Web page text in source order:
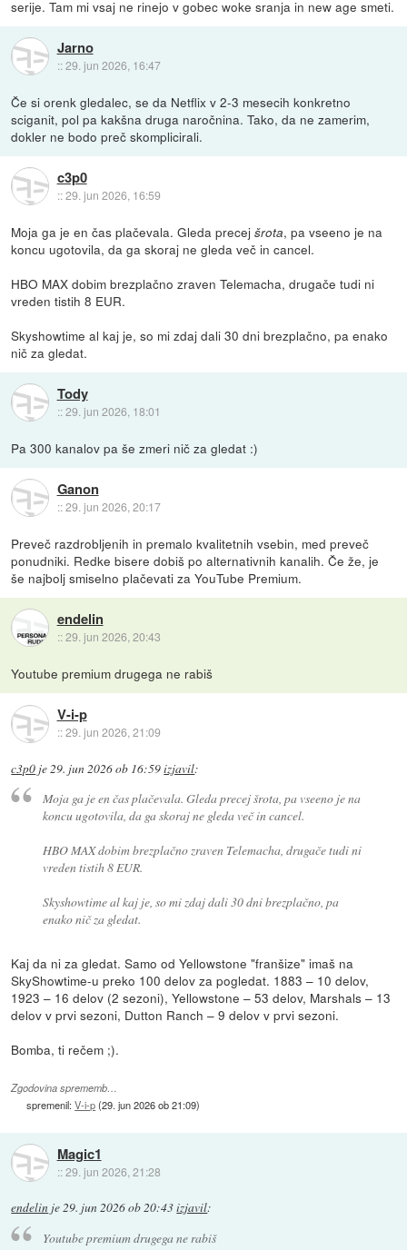
serije. Tam mi vsaj ne rinejo v gobec woke sranja in new age smeti.
Jarno
::29. jun 2026, 16:47
Če si orenk gledalec, se da Netflix v 2-3 mesecih konkretno
sciganit, pol pa kakšna druga naročnina. Tako, da ne zamerim,
dokler ne bodo preč skomplicirali.
c3p0
::29. jun 2026, 16:59
Moja ga je en čas plačevala. Gleda precejšrota, pa vseeno je na
koncu ugotovila, da ga skoraj ne gleda več in cancel.
HBO MAX dobim brezplačno zraven Telemacha, drugače tudi ni
vreden tistih 8 EUR.
Skyshowtime al kaj je, so mi zdaj dali 30 dni brezplačno, pa enako
nič za gledat.
Tody
::29. jun 2026, 18:01
Pa 300 kanalov pa še zmeri nič za gledat :)
Ganon
::29. jun 2026, 20:17
Preveč razdrobljenih in premalo kvalitetnih vsebin, med preveč
ponudniki. Redke bisere dobiš po alternativnih kanalih. Če že, je
še najbolj smiselno plačevati za YouTube Premium.
endelin
::29. jun 2026, 20:43
Youtube premium drugega ne rabiš
V-i-p
::29. jun 2026, 21:09
c3p0 je29. jun 2026 ob 16:59izjavil:
Moja ga je en čas plačevala. Gleda precejšrota, pa vseeno je na
koncu ugotovila, da ga skoraj ne gleda več in cancel.
HBO MAX dobim brezplačno zraven Telemacha, drugače tudi ni
vreden tistih 8 EUR.
Skyshowtime al kaj je, so mi zdaj dali 30 dni brezplačno, pa
enako nič za gledat.
Kaj da ni za gledat. Samo od Yellowstone "franšize" imaš na
SkyShowtime-u preko 100 delov za pogledat. 1883 – 10 delov,
1923 – 16 delov (2 sezoni), Yellowstone – 53 delov, Marshals – 13
delov v prvi sezoni, Dutton Ranch – 9 delov v prvi sezoni.
Bomba, ti rečem ;).
Zgodovina sprememb…
spremenil:V-i-p(29. jun 2026 ob 21:09)
Magic1
::29. jun 2026, 21:28
endelin je29. jun 2026 ob 20:43izjavil:
Youtube premium drugega ne rabiš